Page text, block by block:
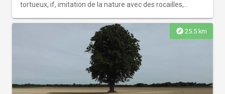
tortueux, if, imitation de la nature avec des rocailles,
le Fau de Verzy, issu de la forêt de Verzy est implanté
explore 25.5 km